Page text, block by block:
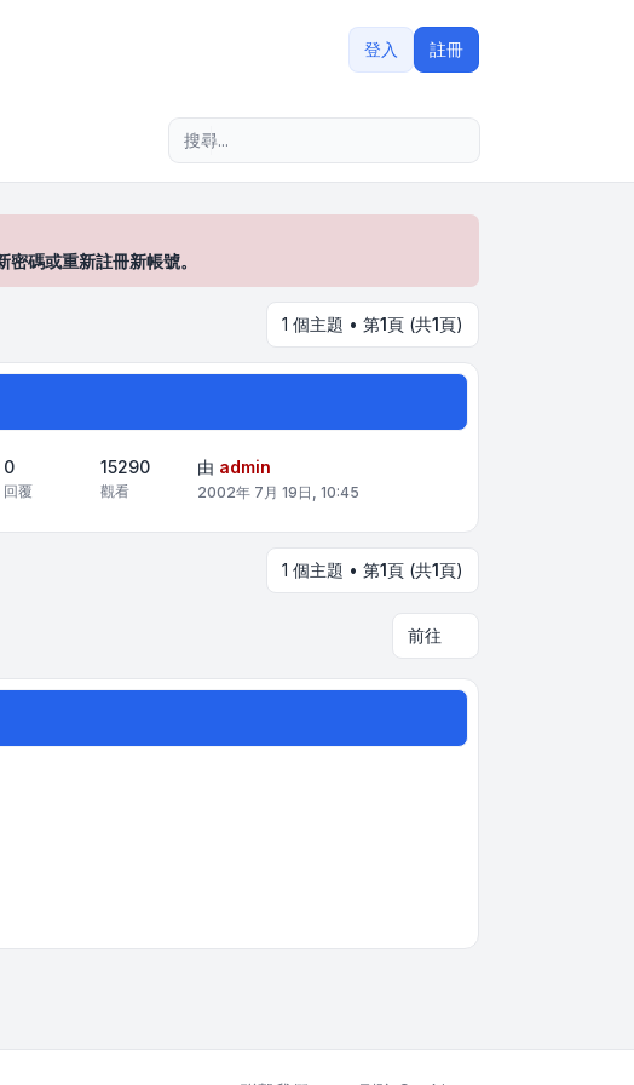
登入 註冊
碼或重新註冊新帳號。
1 個主題 • 第1頁 (共1頁)
0
回覆
15290
觀看
由 admin
2002年 7月 19日, 10:45
1 個主題 • 第1頁 (共1頁)
前往